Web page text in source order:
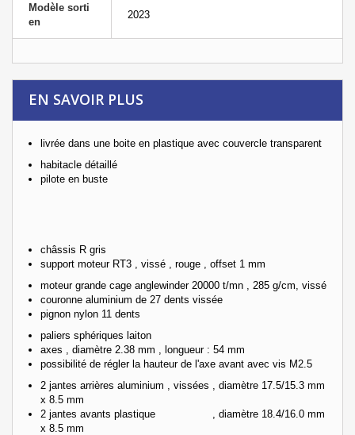
Modèle sorti
en
2023
EN SAVOIR PLUS
livrée dans une boite en plastique avec couvercle transparent
habitacle détaillé
pilote en buste
châssis R gris
support moteur RT3 , vissé , rouge , offset 1 mm
moteur grande cage anglewinder 20000 t/mn , 285 g/cm, vissé
couronne aluminium de 27 dents vissée
pignon nylon 11 dents
paliers sphériques laiton
axes , diamètre 2.38 mm , longueur : 54 mm
possibilité de régler la hauteur de l'axe avant avec vis M2.5
2 jantes arrières aluminium , vissées , diamètre 17.5/15.3 mm
x 8.5 mm
2 jantes avants plastique , diamètre 18.4/16.0 mm
x 8.5 mm